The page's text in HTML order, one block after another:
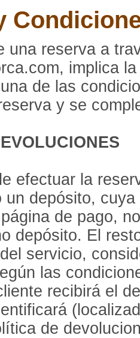
una reserva a
implica
de las
y se
efectuar la
un depósito,
de pago,
depósito. El
servicio,
las
recibirá el
de